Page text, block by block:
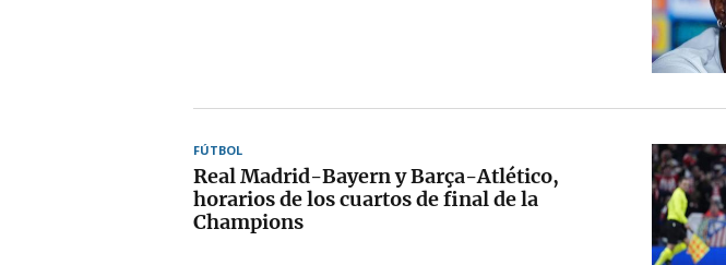
FÚTBOL
Real Madrid-Bayern y Barça-Atlético,
horarios de los cuartos de final de la
Champions